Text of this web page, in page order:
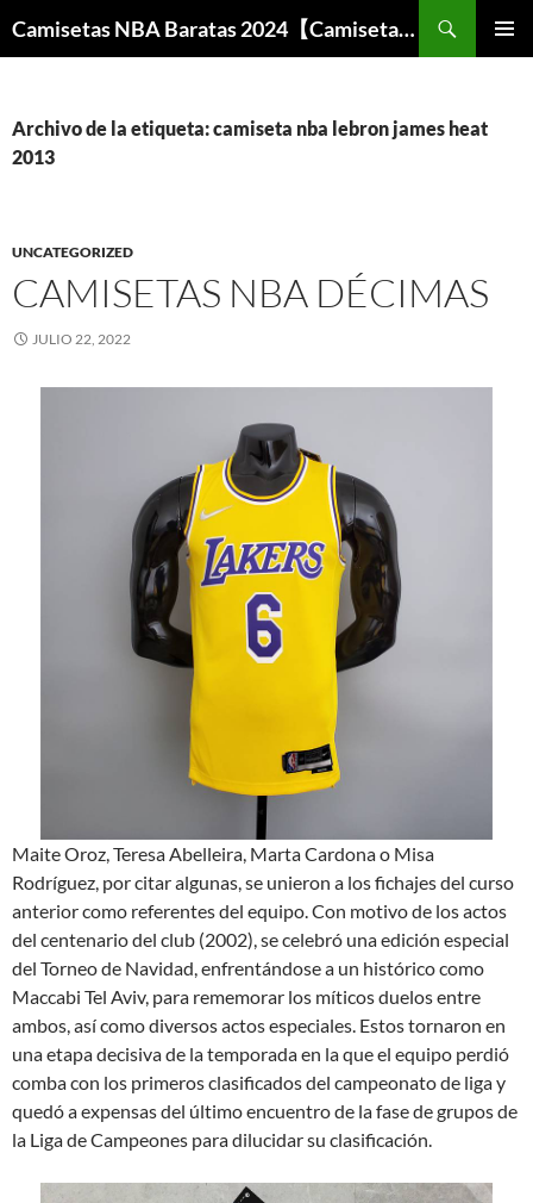
Camisetas NBA Baratas 2024【Camisetas Especiales Baloncesto】
Archivo de la etiqueta: camiseta nba lebron james heat
2013
UNCATEGORIZED
CAMISETAS NBA DÉCIMAS
JULIO 22, 2022
Maite Oroz, Teresa Abelleira, Marta Cardona o Misa
Rodríguez, por citar algunas, se unieron a los fichajes del curso
anterior como referentes del equipo. Con motivo de los actos
del centenario del club (2002), se celebró una edición especial
del Torneo de Navidad, enfrentándose a un histórico como
Maccabi Tel Aviv, para rememorar los míticos duelos entre
ambos, así como diversos actos especiales. Estos tornaron en
una etapa decisiva de la temporada en la que el equipo perdió
comba con los primeros clasificados del campeonato de liga y
quedó a expensas del último encuentro de la fase de grupos de
la Liga de Campeones para dilucidar su clasificación.